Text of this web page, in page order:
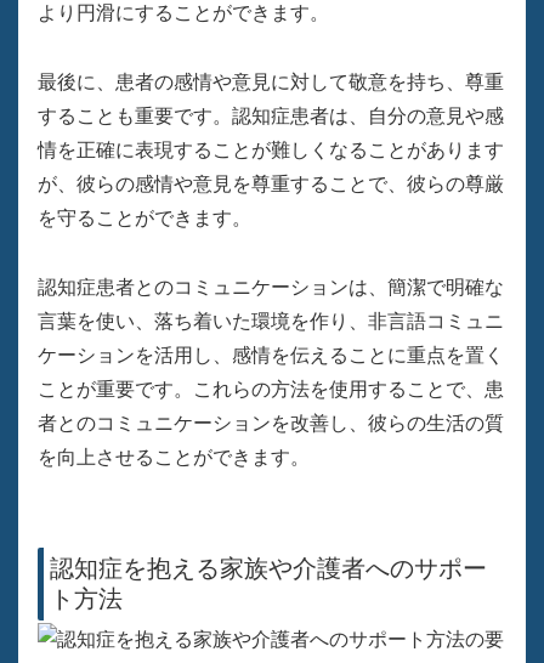
より円滑にすることができます。
最後に、患者の感情や意見に対して敬意を持ち、尊重
することも重要です。認知症患者は、自分の意見や感
情を正確に表現することが難しくなることがあります
が、彼らの感情や意見を尊重することで、彼らの尊厳
を守ることができます。
認知症患者とのコミュニケーションは、簡潔で明確な
言葉を使い、落ち着いた環境を作り、非言語コミュニ
ケーションを活用し、感情を伝えることに重点を置く
ことが重要です。これらの方法を使用することで、患
者とのコミュニケーションを改善し、彼らの生活の質
を向上させることができます。
認知症を抱える家族や介護者へのサポー
ト方法